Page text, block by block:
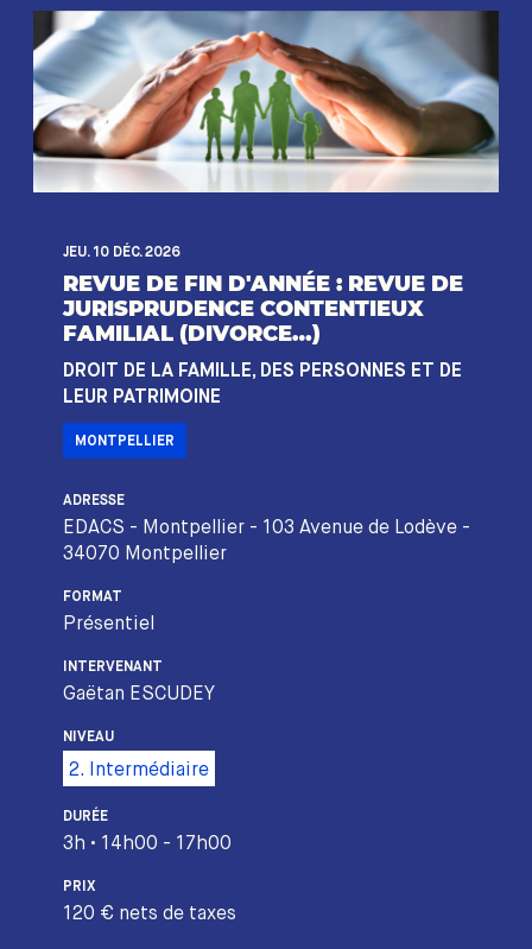
JEU. 10 DÉC. 2026
REVUE DE FIN D'ANNÉE : REVUE DE
JURISPRUDENCE CONTENTIEUX
FAMILIAL (DIVORCE…)
DROIT DE LA FAMILLE, DES PERSONNES ET DE
LEUR PATRIMOINE
MONTPELLIER
ADRESSE
EDACS - Montpellier - 103 Avenue de Lodève -
34070 Montpellier
FORMAT
Présentiel
INTERVENANT
Gaëtan ESCUDEY
NIVEAU
2. Intermédiaire
DURÉE
3h • 14h00 - 17h00
PRIX
120 € nets de taxes